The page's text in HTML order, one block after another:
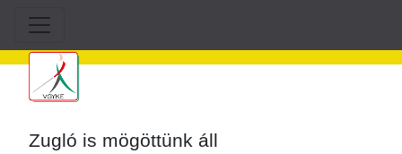
Zugló is mögöttünk áll